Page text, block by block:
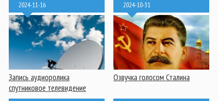
2024-11-16
Запись аудиоролика
спутниковое телевидение
2024-10-31
Озвучка голосом Сталина